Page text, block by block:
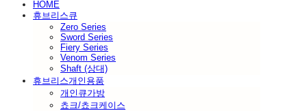
HOME
휴브리스큐
Zero Series
Sword Series
Fiery Series
Venom Series
Shaft (상대)
휴브리스개인용품
개인큐가방
쵸크/쵸크케이스